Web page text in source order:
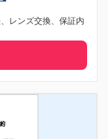
レンズ交換、保証内